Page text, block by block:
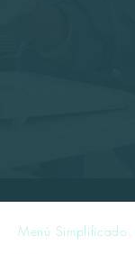
Menú Simplificado.